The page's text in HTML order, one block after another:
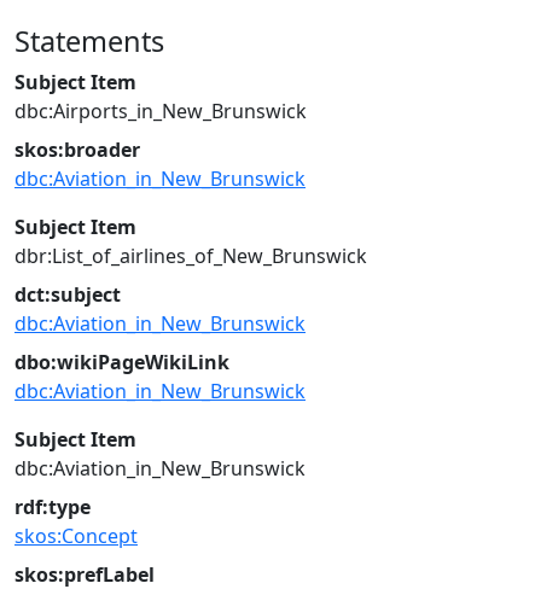
Statements
Subject Item
dbc:Airports_in_New_Brunswick
skos:broader
dbc:Aviation_in_New_Brunswick
Subject Item
dbr:List_of_airlines_of_New_Brunswick
dct:subject
dbc:Aviation_in_New_Brunswick
dbo:wikiPageWikiLink
dbc:Aviation_in_New_Brunswick
Subject Item
dbc:Aviation_in_New_Brunswick
rdf:type
skos:Concept
skos:prefLabel